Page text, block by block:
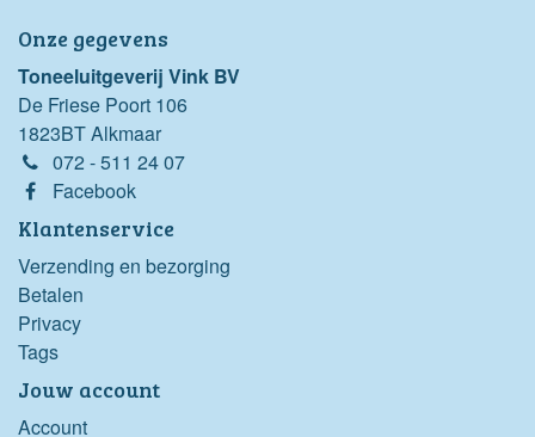
Onze gegevens
Toneeluitgeverij Vink BV
De Friese Poort 106
1823BT Alkmaar
072 - 511 24 07
Facebook
Klantenservice
Verzending en bezorging
Betalen
Privacy
Tags
Jouw account
Account